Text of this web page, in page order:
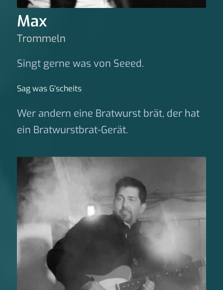
Max
Trommeln
Singt gerne was von Seeed.
Sag was G‘scheits
Wer andern eine Bratwurst brät, der hat
ein Bratwurstbrat-Gerät.